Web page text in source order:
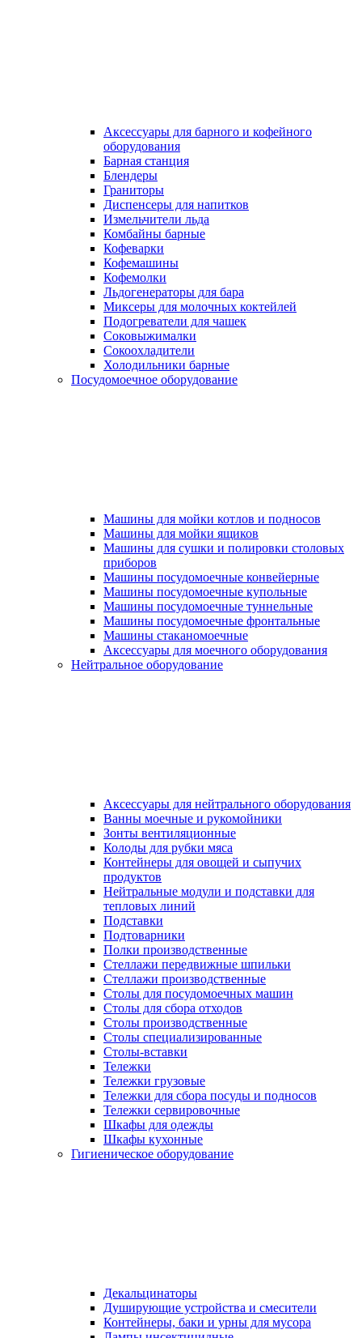
Аксессуары для барного и кофейного
оборудования
Барная станция
Блендеры
Граниторы
Диспенсеры для напитков
Измельчители льда
Комбайны барные
Кофеварки
Кофемашины
Кофемолки
Льдогенераторы для бара
Миксеры для молочных коктейлей
Подогреватели для чашек
Соковыжималки
Сокоохладители
Холодильники барные
Посудомоечное оборудование
Машины для мойки котлов и подносов
Машины для мойки ящиков
Машины для сушки и полировки столовых
приборов
Машины посудомоечные конвейерные
Машины посудомоечные купольные
Машины посудомоечные туннельные
Машины посудомоечные фронтальные
Машины стаканомоечные
Аксессуары для моечного оборудования
Нейтральное оборудование
Аксессуары для нейтрального оборудования
Ванны моечные и рукомойники
Зонты вентиляционные
Колоды для рубки мяса
Контейнеры для овощей и сыпучих
продуктов
Нейтральные модули и подставки для
тепловых линий
Подставки
Подтоварники
Полки производственные
Стеллажи передвижные шпильки
Стеллажи производственные
Столы для посудомоечных машин
Столы для сбора отходов
Столы производственные
Столы специализированные
Столы-вставки
Тележки
Тележки грузовые
Тележки для сбора посуды и подносов
Тележки сервировочные
Шкафы для одежды
Шкафы кухонные
Гигиеническое оборудование
Декальцинаторы
Душирующие устройства и смесители
Контейнеры, баки и урны для мусора